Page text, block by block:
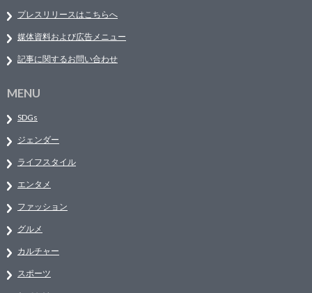
プレスリリースはこちらへ
媒体資料および広告メニュー
記事に関するお問い合わせ
MENU
SDGs
ジェンダー
ライフスタイル
エンタメ
ファッション
グルメ
カルチャー
スポーツ